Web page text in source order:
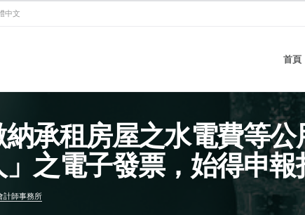
中文
首頁
承租房屋之水電費等
」之電子發票，始得申
計師事務所